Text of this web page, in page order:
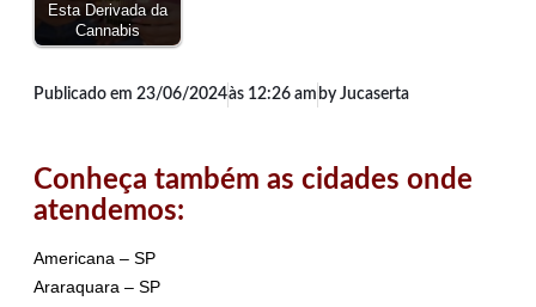
Esta Derivada da
Cannabis
Publicado em 23/06/2024às 12:26 am by Jucaserta
Conheça também as cidades onde
atendemos:
Americana – SP
Araraquara – SP